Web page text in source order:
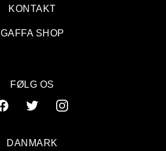
KONTAKT
GAFFA SHOP
FØLG OS
DANMARK